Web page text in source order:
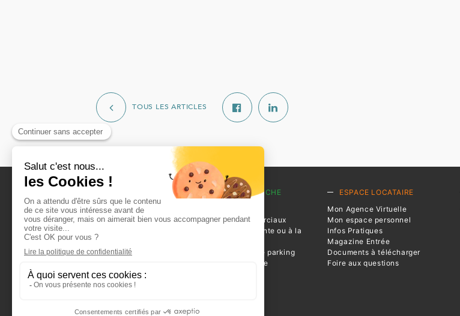
TOUS LES ARTICLES
Qui sommes-nous ?
L’organisation
Notre patrimoine
Recrutement
Actualités
VOTRE RECHERCHE
Nos locaux commerciaux
disponibles à la vente ou à la
Louer une place de parking
Devenir propriétaire
ESPACE LOCATAIRE
Mon Agence Virtuelle
Mon espace personnel
Infos Pratiques
Magazine Entrée
Documents à télécharger
Foire aux questions